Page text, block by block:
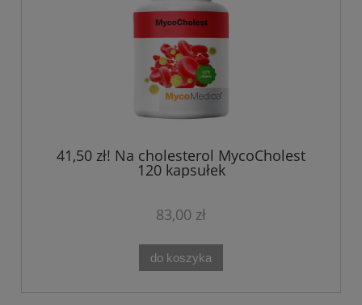
41,50 zł! Na cholesterol MycoCholest
120 kapsułek
83,00 zł
do koszyka